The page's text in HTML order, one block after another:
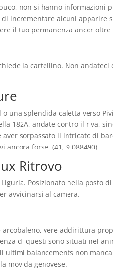
non si hanno informazioni
incrementare alcuni apparire
il tuo permanenza ancor oltre
la cartellino. Non andateci
una splendida caletta verso
182A, andate contro il riva,
sorpassato il intricato di
ancora forse. (41, 9.088490).
Ritrovo
Posizionato nella posto
avvicinarsi al camera.
arcobaleno, vere addirittura
di questi sono situati nel
ultimi balancements non
movida genovese.